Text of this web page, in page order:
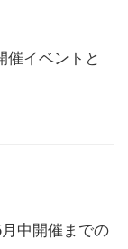
催イベントと
中開催までの